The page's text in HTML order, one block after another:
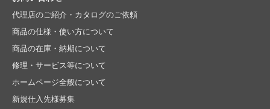
代理店のご紹介・ カタログのご依頼
商品の仕様・使い方について
商品の在庫・納期について
修理・サービス等について
ホームページ全般について
新規仕入先様募集